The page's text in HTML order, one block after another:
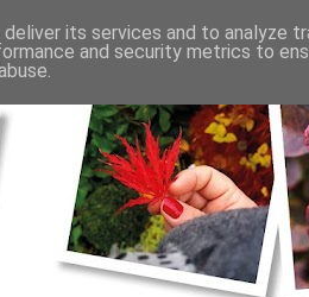
its services and to analyze
and security metrics to